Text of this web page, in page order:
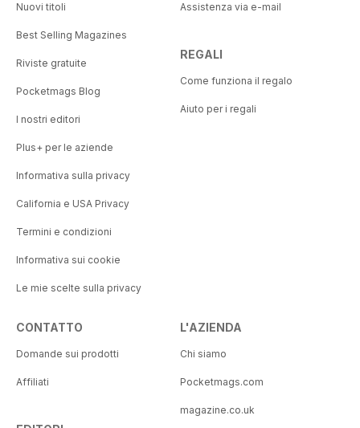
Nuovi titoli
Best Selling Magazines
Riviste gratuite
Pocketmags Blog
I nostri editori
Plus+ per le aziende
Informativa sulla privacy
California e USA Privacy
Termini e condizioni
Informativa sui cookie
Le mie scelte sulla privacy
Assistenza via e-mail
REGALI
Come funziona il regalo
Aiuto per i regali
CONTATTO
Domande sui prodotti
Affiliati
L'AZIENDA
Chi siamo
Pocketmags.com
magazine.co.uk